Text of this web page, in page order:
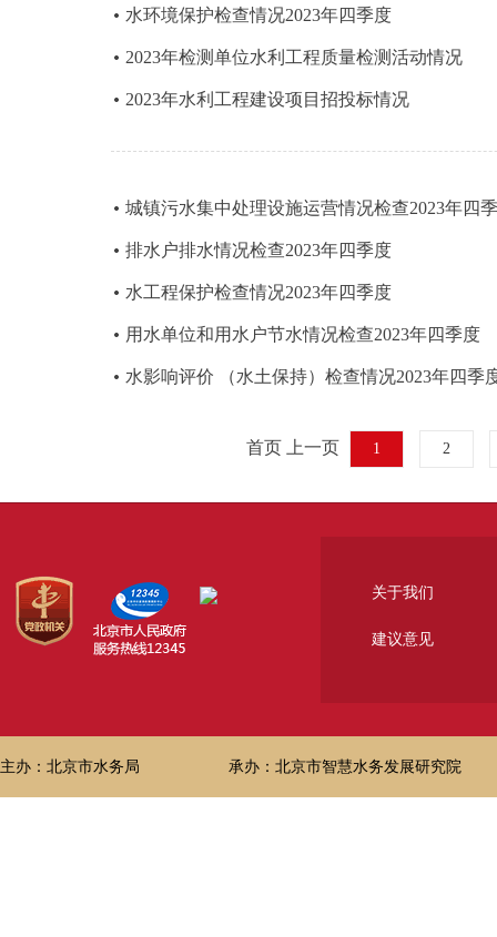
水环境保护检查情况2023年四季度
2023年检测单位水利工程质量检测活动情况
2023年水利工程建设项目招投标情况
城镇污水集中处理设施运营情况检查2023年四
排水户排水情况检查2023年四季度
水工程保护检查情况2023年四季度
用水单位和用水户节水情况检查2023年四季度
水影响评价 （水土保持）检查情况2023年四季
首页 上一页 1 2
关于我们
建议意见
主办：北京市水务局 承办：北京市智慧水务发展研究院